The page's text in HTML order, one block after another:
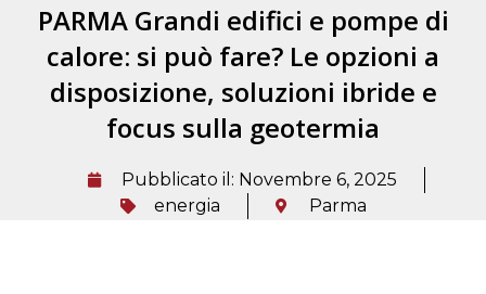
PARMA Grandi edifici e pompe di
calore: si può fare? Le opzioni a
disposizione, soluzioni ibride e
focus sulla geotermia
Pubblicato il: Novembre 6, 2025
energia
Parma